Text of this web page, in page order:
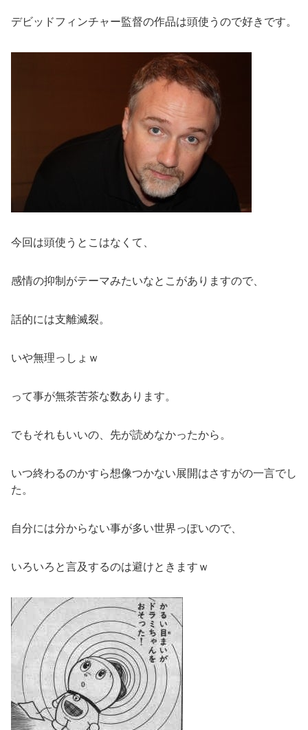
デビッドフィンチャー監督の作品は頭使うので好きです。
今回は頭使うとこはなくて、
感情の抑制がテーマみたいなとこがありますので、
話的には支離滅裂。
いや無理っしょｗ
って事が無茶苦茶な数あります。
でもそれもいいの、先が読めなかったから。
いつ終わるのかすら想像つかない展開はさすがの一言でし
た。
自分には分からない事が多い世界っぽいので、
いろいろと言及するのは避けときますｗ